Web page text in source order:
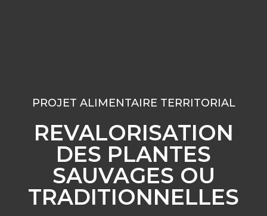
PROJET ALIMENTAIRE TERRITORIAL
REVALORISATION
DES PLANTES
SAUVAGES OU
TRADITIONNELLES